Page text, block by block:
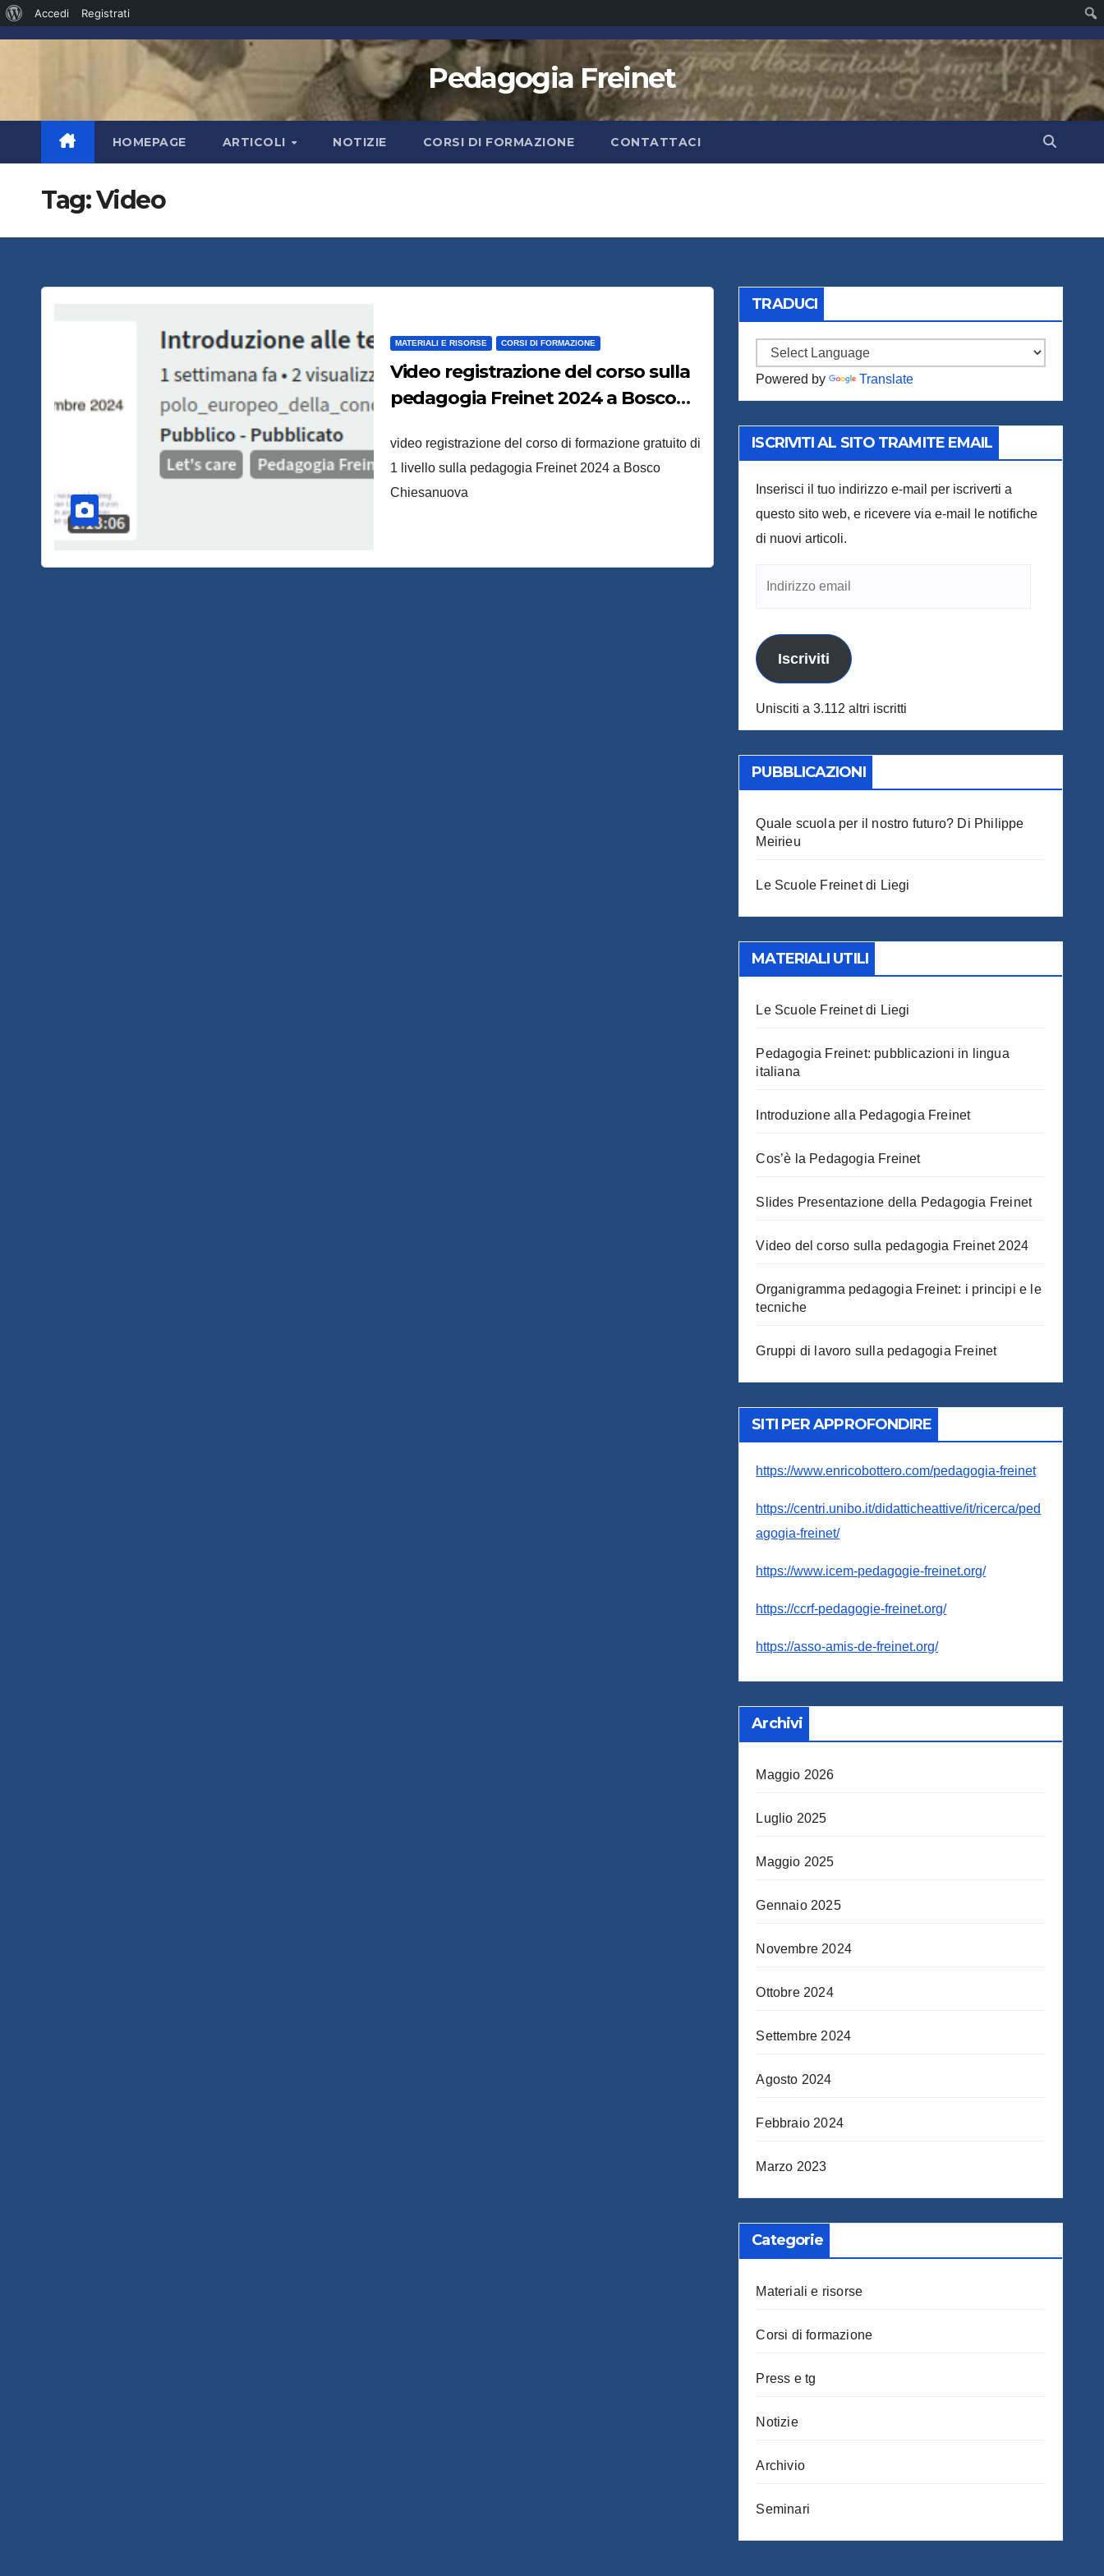
Informazioni
su
Accedi Registrati
Salta
Pedagogia Freinet
HOMEPAGE ARTICOLI NOTIZIE CORSI DI FORMAZIONE CONTATTACI
Tag:Video
MATERIALI E RISORSE CORSI DI FORMAZIONE
Video registrazione del corso sulla
pedagogia Freinet 2024 a Bosco
video registrazione del corso di formazione gratuito di
1 livello sulla pedagogia Freinet 2024 a Bosco
Chiesanuova
TRADUCI
Powered by Translate
ISCRIVITI AL SITO TRAMITE EMAIL
Inserisci il tuo indirizzo e-mail per iscriverti a
questo sito web, e ricevere via e-mail le notifiche
di nuovi articoli.
Iscriviti
Unisciti a 3.112 altri iscritti
PUBBLICAZIONI
Quale scuola per il nostro futuro? Di Philippe
Meirieu
Le Scuole Freinet di Liegi
MATERIALI UTILI
Le Scuole Freinet di Liegi
Pedagogia Freinet: pubblicazioni in lingua
italiana
Introduzione alla Pedagogia Freinet
Cos’è la Pedagogia Freinet
Slides Presentazione della Pedagogia Freinet
Video del corso sulla pedagogia Freinet 2024
Organigramma pedagogia Freinet: i principi e le
tecniche
Gruppi di lavoro sulla pedagogia Freinet
SITI PER APPROFONDIRE
https://www.enricobottero.com/pedagogia-freinet
https://centri.unibo.it/didatticheattive/it/ricerca/ped
agogia-freinet/
https://www.icem-pedagogie-freinet.org/
https://ccrf-pedagogie-freinet.org/
https://asso-amis-de-freinet.org/
Archivi
Maggio 2026
Luglio 2025
Maggio 2025
Gennaio 2025
Novembre 2024
Ottobre 2024
Settembre 2024
Agosto 2024
Febbraio 2024
Marzo 2023
Categorie
Materiali e risorse
Corsi di formazione
Press e tg
Notizie
Archivio
Seminari